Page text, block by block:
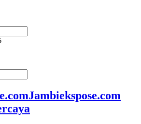
Jambiekspose.com